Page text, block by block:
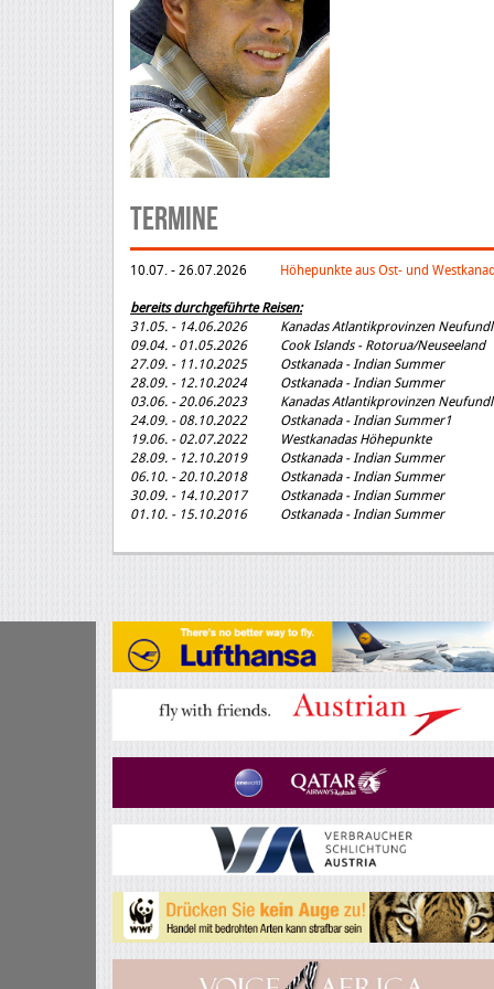
Termine
10.07. - 26.07.2026 Höhepunkte aus Ost- und
bereits durchgeführteReisen:
31.05. - 14.06.2026 Kanadas Atlantikprovinzen
09.04. - 01.05.2026 Cook Islands - Rotorua/Neuseeland
27.09. - 11.10.2025 Ostkanada - Indian Summer
28.09. - 12.10.2024 Ostkanada - Indian Summer
03.06. - 20.06.2023 Kanadas Atlantikprovinzen
24.09. - 08.10.2022 Ostkanada - Indian Summer1
19.06. - 02.07.2022 Westkanadas Höhepunkte
28.09. - 12.10.2019 Ostkanada - Indian Summer
06.10. - 20.10.2018 Ostkanada - Indian Summer
30.09. - 14.10.2017 Ostkanada - Indian Summer
01.10. - 15.10.2016 Ostkanada - Indian Summer